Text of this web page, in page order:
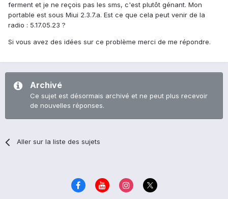
ferment et je ne reçois pas les sms, c'est plutôt génant. Mon
portable est sous Miui 2.3.7.a. Est ce que cela peut venir de la
radio : 5.17.05.23 ?
Si vous avez des idées sur ce problème merci de me répondre.
Archivé
Ce sujet est désormais archivé et ne peut plus recevoir
de nouvelles réponses.
Aller sur la liste des sujets